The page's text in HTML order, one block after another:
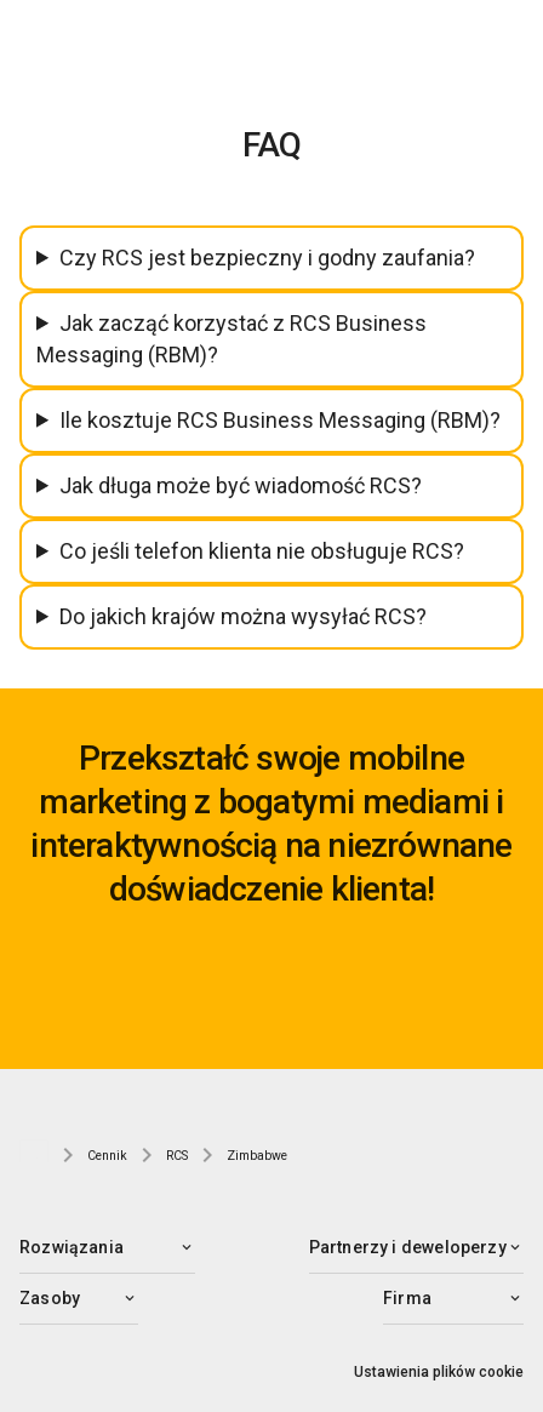
FAQ
Czy RCS jest bezpieczny i godny zaufania?
Jak zacząć korzystać z RCS Business
Messaging (RBM)?
Ile kosztuje RCS Business Messaging (RBM)?
Jak długa może być wiadomość RCS?
Co jeśli telefon klienta nie obsługuje RCS?
Do jakich krajów można wysyłać RCS?
Przekształć swoje mobilne
marketing z bogatymi mediami i
interaktywnością na niezrównane
doświadczenie klienta!
Cennik RCS Zimbabwe
Rozwiązania Partnerzy i deweloperzy
Zasoby Firma
Ustawienia plików cookie